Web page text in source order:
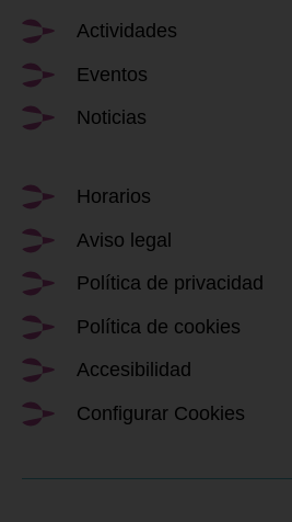
Actividades
Eventos
Noticias
Horarios
Aviso legal
Política de privacidad
Política de cookies
Accesibilidad
Configurar Cookies